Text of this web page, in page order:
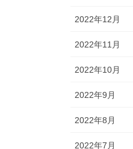
2022年12月
2022年11月
2022年10月
2022年9月
2022年8月
2022年7月